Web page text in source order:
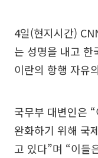
4일(현지시간)
는 성명을 내고 한
이란의 항행 자유
국무부 대변인은
완화하기 위해 국
고 있다”며 “이들